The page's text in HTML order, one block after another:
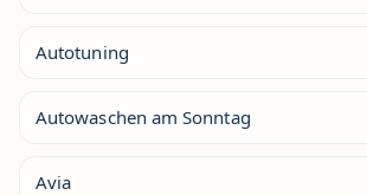
Autotuning
Autowaschen am Sonntag
Avia